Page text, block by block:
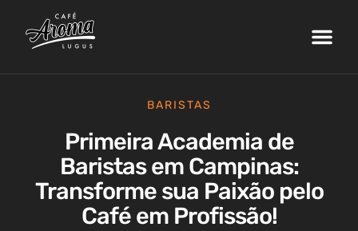
BARISTAS
Primeira Academia de
Baristas em Campinas:
Transforme sua Paixão pelo
Café em Profissão!